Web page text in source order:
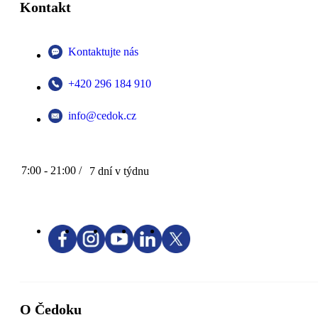
Kontakt
Kontaktujte nás
+420 296 184 910
info@cedok.cz
7:00 - 21:00 / 7 dní v týdnu
O Čedoku